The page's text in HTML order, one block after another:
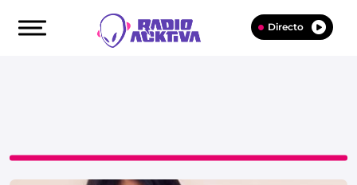
Directo